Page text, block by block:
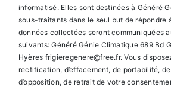
informatisé. Elles sont destinées à Généré
sous-traitants dans le seul but de répondre
données collectées seront communiquées
suivants: Généré Génie Climatique 689 Bd
Hyères frigieregenere@free.fr. Vous
rectification, d’effacement, de portabilité,
d’opposition, de retrait de votre